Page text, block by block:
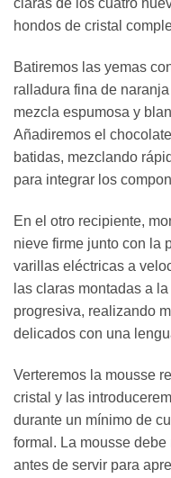
claras de los cuatro
hondos de cristal
Batiremos las yemas
ralladura fina de
mezcla espumosa y
Añadiremos el
batidas, mezclando
para integrar los
En el otro recipiente,
nieve firme junto con la
varillas eléctricas a
las claras montadas a
progresiva, realizando
delicados con una
Verteremos la mousse
cristal y las
durante un mínimo de
formal. La mousse
antes de servir para